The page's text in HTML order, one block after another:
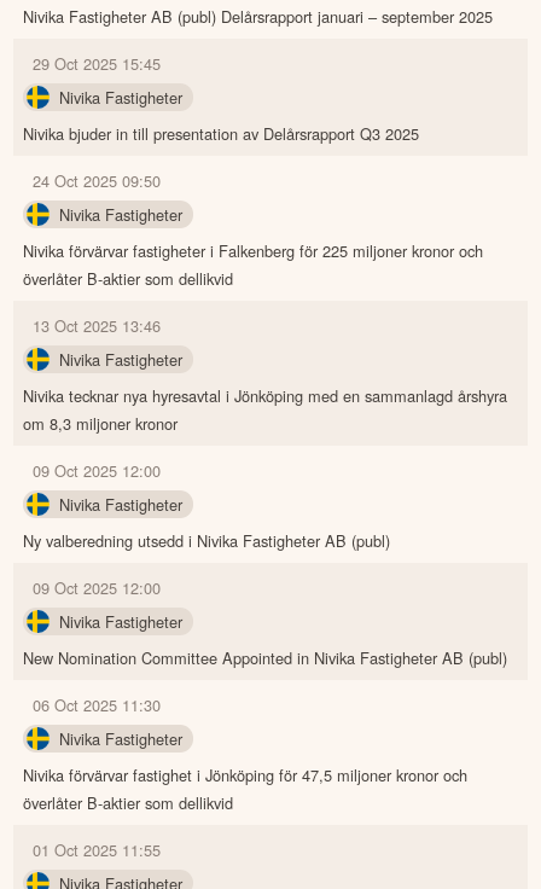
Nivika Fastigheter AB (publ) Delårsrapport januari – september 2025
29 Oct 2025 15:45
Nivika Fastigheter
Nivika bjuder in till presentation av Delårsrapport Q3 2025
24 Oct 2025 09:50
Nivika Fastigheter
Nivika förvärvar fastigheter i Falkenberg för 225 miljoner kronor och
överlåter B-aktier som dellikvid
13 Oct 2025 13:46
Nivika Fastigheter
Nivika tecknar nya hyresavtal i Jönköping med en sammanlagd årshyra
om 8,3 miljoner kronor
09 Oct 2025 12:00
Nivika Fastigheter
Ny valberedning utsedd i Nivika Fastigheter AB (publ)
09 Oct 2025 12:00
Nivika Fastigheter
New Nomination Committee Appointed in Nivika Fastigheter AB (publ)
06 Oct 2025 11:30
Nivika Fastigheter
Nivika förvärvar fastighet i Jönköping för 47,5 miljoner kronor och
överlåter B-aktier som dellikvid
01 Oct 2025 11:55
Nivika Fastigheter